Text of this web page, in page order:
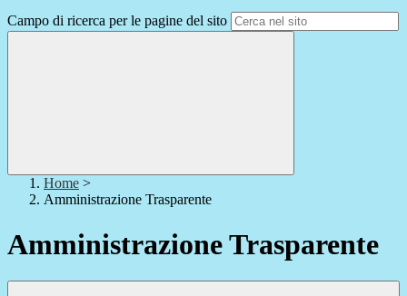
Campo di ricerca per le pagine del sito
Home >
Amministrazione Trasparente
Amministrazione Trasparente